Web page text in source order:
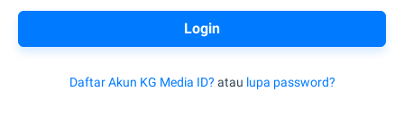
Daftar Akun KG Media ID? atau lupa password?